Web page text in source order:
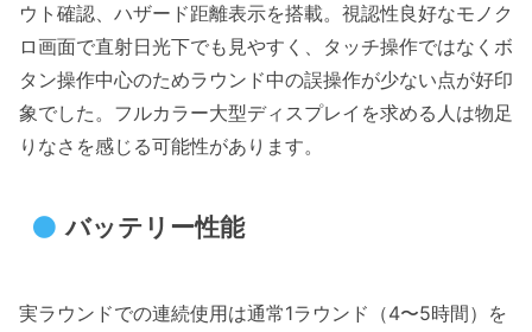
ウト確認、ハザード距離表示を搭載。視認性良好なモノク
ロ画面で直射日光下でも見やすく、タッチ操作ではなくボ
タン操作中心のためラウンド中の誤操作が少ない点が好印
象でした。フルカラー大型ディスプレイを求める人は物足
りなさを感じる可能性があります。
バッテリー性能
実ラウンドでの連続使用は通常1ラウンド（4〜5時間）を